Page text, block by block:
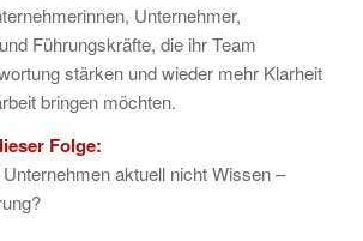
Unternehmer,
Führungskräfte, die ihr Team
stärken und wieder mehr Klarheit
bringen möchten.
Folge:
aktuell nicht Wissen –